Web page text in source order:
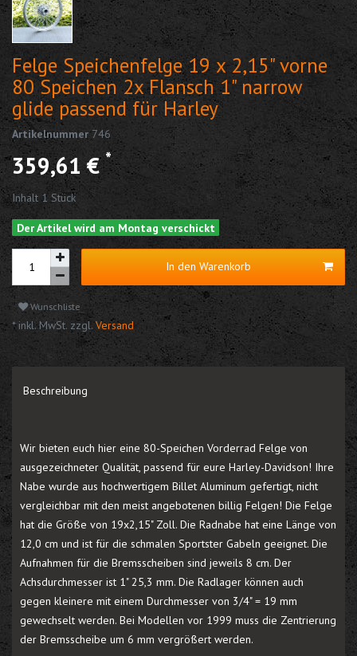
Felge Speichenfelge 19 x 2,15" vorne
80 Speichen 2x Flansch 1" narrow
glide passend für Harley
Artikelnummer746
359,61 €*
Inhalt 1 Stück
Der Artikel wird am Montag verschickt
In den Warenkorb
Wunschliste
* inkl. MwSt. zzgl. Versand
Beschreibung
Wir bieten euch hier eine 80-Speichen Vorderrad Felge von
ausgezeichneter Qualität, passend für eure Harley-Davidson! Ihre
Nabe wurde aus hochwertigem Billet Aluminum gefertigt, nicht
vergleichbar mit den meist angebotenen billig Felgen! Die Felge
hat die Größe von 19x2,15" Zoll. Die Radnabe hat eine Länge von
12,0 cm und ist für die schmalen Sportster Gabeln geeignet. Die
Aufnahmen für die Bremsscheiben sind jeweils 8 cm. Der
Achsdurchmesser ist 1" 25,3 mm. Die Radlager können auch
gegen kleinere mit einem Durchmesser von 3/4" = 19 mm
gewechselt werden. Bei Modellen vor 1999 muss die Zentrierung
der Bremsscheibe um 6 mm vergrößert werden.